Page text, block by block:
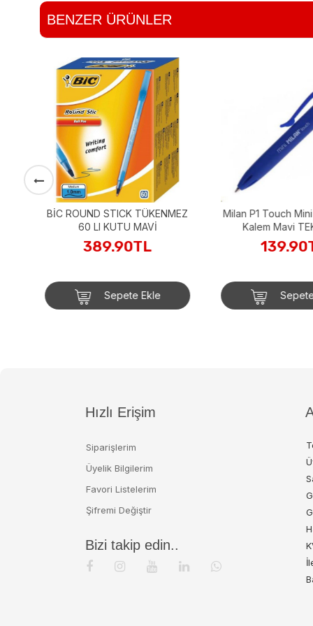
BENZER ÜRÜNLER
BİC ROUND STICK TÜKENMEZ
60 LI KUTU MAVİ
389.90TL
Sepete Ekle
Milan P1 Touch
Kalem Mavi
Hızlı Erişim
Siparişlerim
Üyelik Bilgilerim
Favori Listelerim
Şifremi Değiştir
Bizi takip edin..